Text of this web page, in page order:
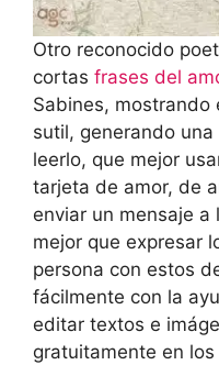
Otro reconocido
cortas frases del
Sabines, mostrando
sutil, generando
leerlo, que mejor
tarjeta de amor, de
enviar un mensaje a
mejor que expresar
persona con estos
fácilmente con la
editar textos e
gratuitamente en